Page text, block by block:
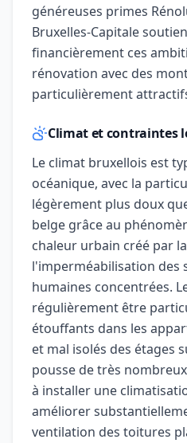
généreuses primes
Bruxelles-Capitale
financièrement ces
rénovation avec des
particulièrement
Climat et contraintes
Le climat bruxellois est
océanique, avec la
légèrement plus doux
belge grâce au
chaleur urbain créé par
l'imperméabilisation des
humaines concentrées.
régulièrement être
étouffants dans les
et mal isolés des étages
pousse de très
à installer une
améliorer
ventilation des toitures